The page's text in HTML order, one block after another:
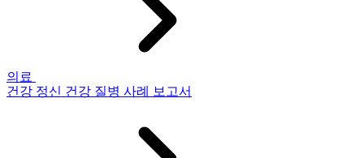
의료
건강 정신 건강 질병 사례 보고서